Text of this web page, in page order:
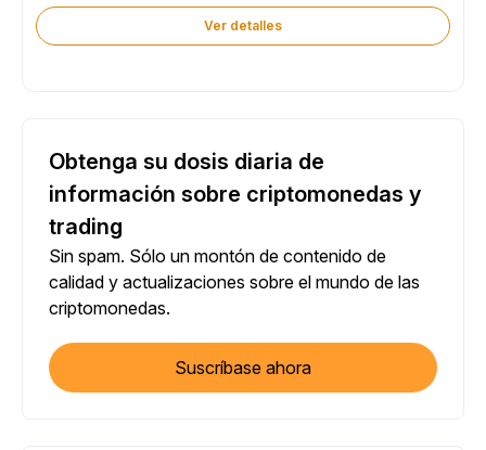
Ver detalles
Obtenga su dosis diaria de
información sobre criptomonedas y
trading
Sin spam. Sólo un montón de contenido de
calidad y actualizaciones sobre el mundo de las
criptomonedas.
Suscríbase ahora